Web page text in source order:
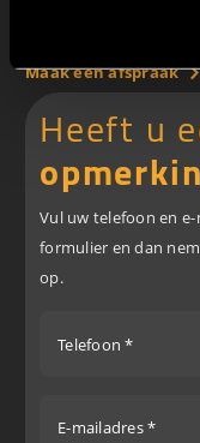
Maak een afspraak
Heeft u
Vul uw telefoon en
formulier en dan
op.
Telefoon *
E-mailadres *